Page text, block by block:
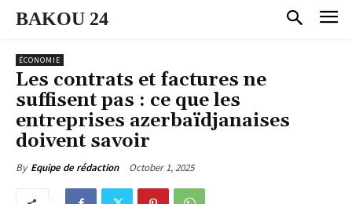
BAKOU 24
ÉCONOMIE
Les contrats et factures ne
suffisent pas : ce que les
entreprises azerbaïdjanaises
doivent savoir
By Equipe de rédaction October 1, 2025